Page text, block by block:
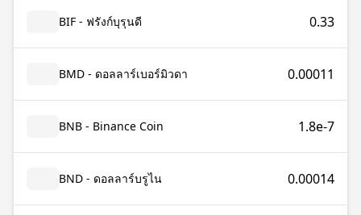
BIF - ฟรังก์บุรุนดี 0.33
BMD - ดอลลาร์เบอร์มิวดา 0.00011
BNB - Binance Coin 1.8e-7
BND - ดอลลาร์บรูไน 0.00014